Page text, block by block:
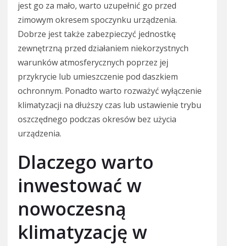
jest go za mało, warto uzupełnić go przed
zimowym okresem spoczynku urządzenia.
Dobrze jest także zabezpieczyć jednostkę
zewnętrzną przed działaniem niekorzystnych
warunków atmosferycznych poprzez jej
przykrycie lub umieszczenie pod daszkiem
ochronnym. Ponadto warto rozważyć wyłączenie
klimatyzacji na dłuższy czas lub ustawienie trybu
oszczędnego podczas okresów bez użycia
urządzenia.
Dlaczego warto
inwestować w
nowoczesną
klimatyzację w